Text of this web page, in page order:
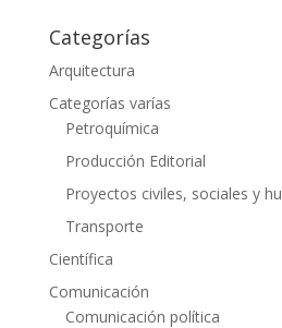
Categorías
Arquitectura
Categorías varías
Petroquímica
Producción Editorial
Proyectos civiles, sociales y
Transporte
Científica
Comunicación
Comunicación política